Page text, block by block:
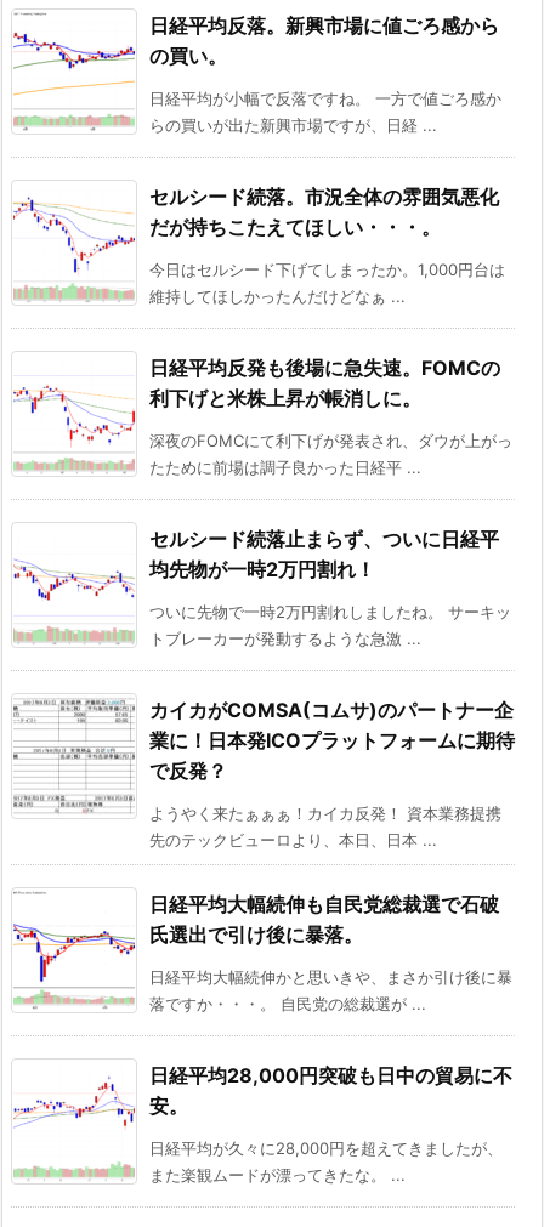
日経平均反落。新興市場に値ごろ感から
の買い。
日経平均が小幅で反落ですね。 一方で値ごろ感か
らの買いが出た新興市場ですが、日経 ...
セルシード続落。市況全体の雰囲気悪化
だが持ちこたえてほしい・・・。
今日はセルシード下げてしまったか。1,000円台は
維持してほしかったんだけどなぁ ...
日経平均反発も後場に急失速。FOMCの
利下げと米株上昇が帳消しに。
深夜のFOMCにて利下げが発表され、ダウが上がっ
たために前場は調子良かった日経平 ...
セルシード続落止まらず、ついに日経平
均先物が一時2万円割れ！
ついに先物で一時2万円割れしましたね。 サーキッ
トブレーカーが発動するような急激 ...
カイカがCOMSA(コムサ)のパートナー企
業に！日本発ICOプラットフォームに期待
で反発？
ようやく来たぁぁぁ！カイカ反発！ 資本業務提携
先のテックビューロより、本日、日本 ...
日経平均大幅続伸も自民党総裁選で石破
氏選出で引け後に暴落。
日経平均大幅続伸かと思いきや、まさか引け後に暴
落ですか・・・。 自民党の総裁選が ...
日経平均28,000円突破も日中の貿易に不
安。
日経平均が久々に28,000円を超えてきましたが、
また楽観ムードが漂ってきたな。 ...